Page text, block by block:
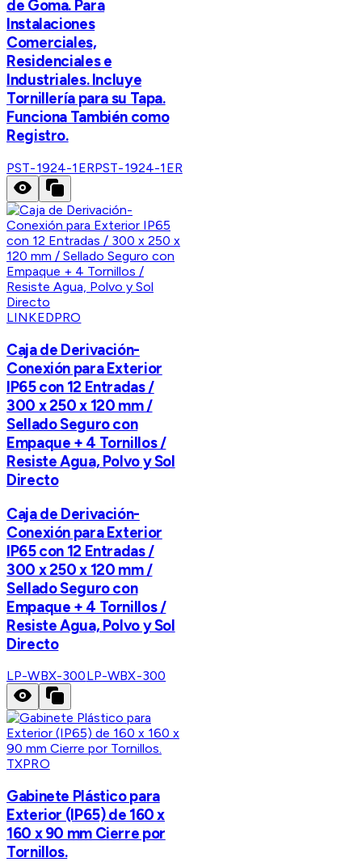
de Goma. Para
Instalaciones
Comerciales,
Residenciales e
Industriales. Incluye
Tornillería para su Tapa.
Funciona También como
Registro.
PST-1924-1ERPST-1924-1ER
LINKEDPRO
Caja de Derivación-
Conexión para Exterior
IP65 con 12 Entradas /
300 x 250 x 120 mm /
Sellado Seguro con
Empaque + 4 Tornillos /
Resiste Agua, Polvo y Sol
Directo
Caja de Derivación-
Conexión para Exterior
IP65 con 12 Entradas /
300 x 250 x 120 mm /
Sellado Seguro con
Empaque + 4 Tornillos /
Resiste Agua, Polvo y Sol
Directo
LP-WBX-300LP-WBX-300
TXPRO
Gabinete Plástico para
Exterior (IP65) de 160 x
160 x 90 mm Cierre por
Tornillos.